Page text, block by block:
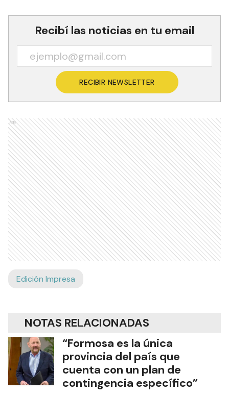
Recibí las noticias en tu email
RECIBIR NEWSLETTER
Ads
Edición Impresa
NOTAS RELACIONADAS
“Formosa es la única
provincia del país que
cuenta con un plan de
contingencia específico”